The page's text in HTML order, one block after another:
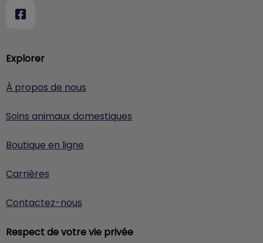
Explorer
À propos de nous
Soins animaux domestiques
Boutique en ligne
Carrières
Contactez-nous
Respect de votre vie privée